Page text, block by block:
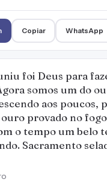
Copiar WhatsApp
foi Deus para
somos um do
aos poucos,
provado no
o tempo um belo
Sacramento